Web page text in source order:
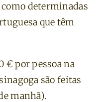
determinadas
que têm
€ por pessoa na
são feitas
manhã).